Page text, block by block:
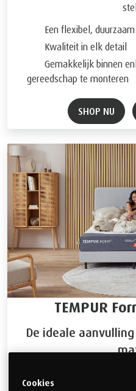
Een flexibel,
Kwaliteit in elk detail
Gemakkelijk binnen
gereedschap te monteren
SHOP NU
TEMPUR
De ideale aanvulling
Cookies